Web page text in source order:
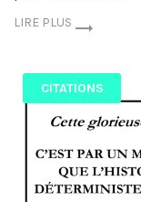
LIRE PLUS
CITATIONS